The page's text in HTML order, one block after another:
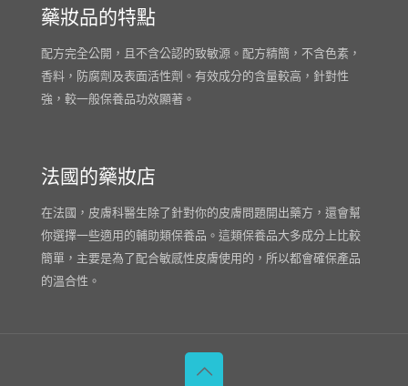
藥妝品的特點
配方完全公開，且不含公認的致敏源。配方精簡，不含色素，
香料，防腐劑及表面活性劑。有效成分的含量較高，針對性
強，較一般保養品功效顯著。
法國的藥妝店
在法國，皮膚科醫生除了針對你的皮膚問題開出藥方，還會幫
你選擇一些適用的輔助類保養品。這類保養品大多成分上比較
簡單，主要是為了配合敏感性皮膚使用的，所以都會確保產品
的溫合性。